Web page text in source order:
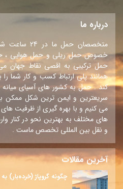
درباره ما
متخصصان حمل
خصوص حمل ریلی و حمل هوایی ،
حمل ترکیبی به اقصی نقاط جهان می
همانند پلی ارتباط کسب و کار شما
کند . حمل به کشور های آسیای میانه
سریعترین و ایمن ترین شکل ممکن
می کنیم و با بهره گیری از ظرفیت
های مختلف به بهترین نحو در کنار
و نقل بین المللی تخصص ماست .
آخرین مقالات
چگونه گروپاژ (خرده‌بار)